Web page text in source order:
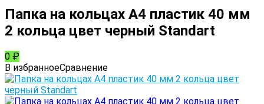
Папка на кольцах А4 пластик 40 мм
2 кольца цвет черный Standart
0 ₽
В избранноеСравнение